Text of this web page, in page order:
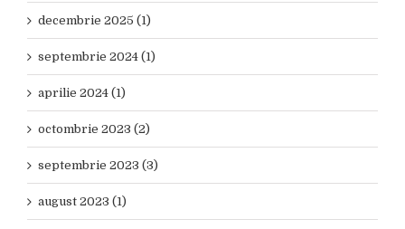
decembrie 2025 (1)
septembrie 2024 (1)
aprilie 2024 (1)
octombrie 2023 (2)
septembrie 2023 (3)
august 2023 (1)